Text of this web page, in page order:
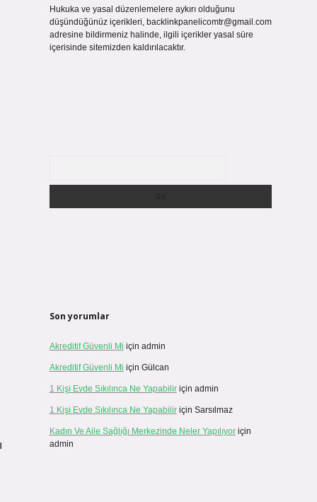
Hukuka ve yasal düzenlemelere aykırı olduğunu
düşündüğünüz içerikleri, backlinkpanelicomtr@gmail.com
adresine bildirmeniz halinde, ilgili içerikler yasal süre
içerisinde sitemizden kaldırılacaktır.
Son yorumlar
Akreditif Güvenli Mi için admin
Akreditif Güvenli Mi için Gülcan
1 Kişi Evde Sıkılınca Ne Yapabiliriçin admin
1 Kişi Evde Sıkılınca Ne Yapabiliriçin Sarsılmaz
Kadın Ve Aile Sağlığı Merkezinde Neler Yapılıyoriçin
admin